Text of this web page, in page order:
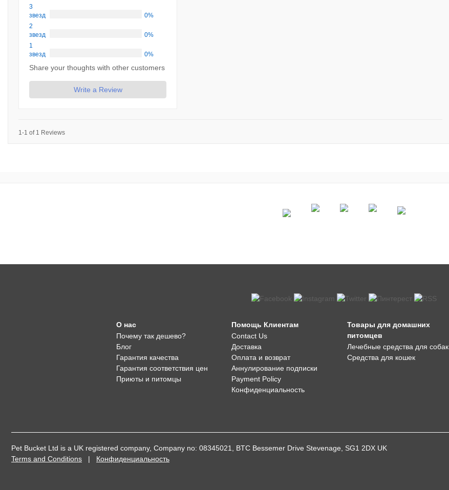
3
звезд
0%
2
звезд
0%
1
звезд
0%
Share your thoughts with other customers
Write a Review
1-1 of 1 Reviews
О нас
Почему так дешево?
Блог
Гарантия качества
Гарантия соответствия цен
Приюты и питомцы
Помощь Клиентам
Contact Us
Доставка
Оплата и возврат
Аннулирование подписки
Payment Policy
Конфиденциальность
Товары для домашних
питомцев
Лечебные средства для собак
Средства для кошек
Pet Bucket Ltd is a UK registered company, Company no: 08345021, BTC Bessemer Drive Stevenage, SG1 2DX UK
Terms and Conditions | Конфиденциальность